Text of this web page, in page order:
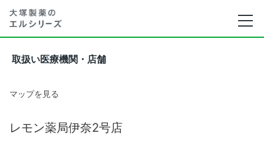
取扱い医療機関・店舗
マップを見る
レモン薬局伊奈2号店